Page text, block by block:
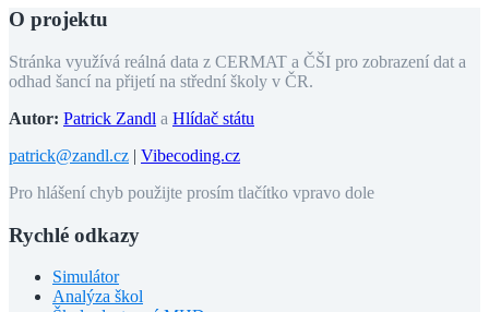
O projektu
Stránka využívá reálná data z CERMAT a ČŠI pro zobrazení dat a
odhad šancí na přijetí na střední školy v ČR.
Autor: Patrick Zandl a Hlídač státu
patrick@zandl.cz | Vibecoding.cz
Pro hlášení chyb použijte prosím tlačítko vpravo dole
Rychlé odkazy
Simulátor
Analýza škol